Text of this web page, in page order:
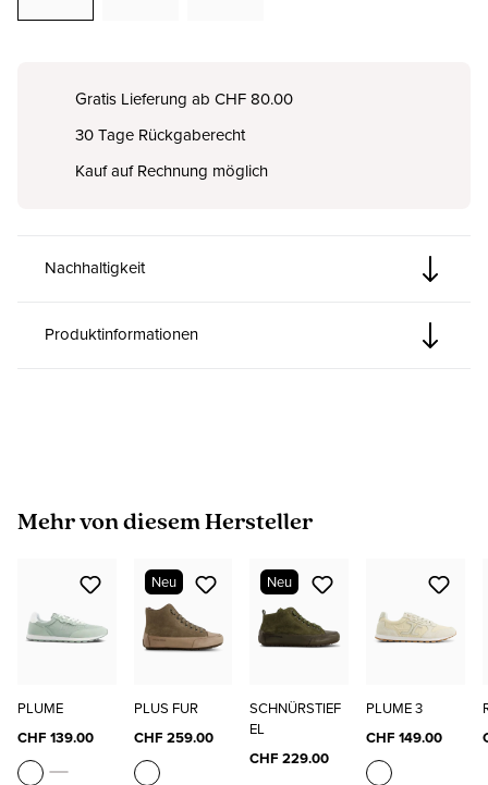
Gratis Lieferung ab CHF 80.00
30 Tage Rückgaberecht
Kauf auf Rechnung möglich
Nachhaltigkeit
Produktinformationen
Produktgalerie überspringen
Mehr von diesem Hersteller
PLUME
CHF 139.00
Neu
PLUS FUR
CHF 259.00
Neu
SCHNÜRSTIEF
EL
CHF 229.00
PLUME 3
CHF 149.00